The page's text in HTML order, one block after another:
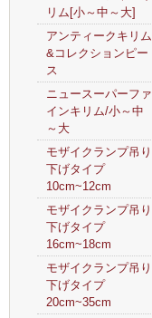
リム[小～中～大]
アンティークキリム
&コレクションピー
ス
ニュースーパーファ
インキリム/小～中
～大
モザイクランプ吊り
下げタイプ
10cm~12cm
モザイクランプ吊り
下げタイプ
16cm~18cm
モザイクランプ吊り
下げタイプ
20cm~35cm